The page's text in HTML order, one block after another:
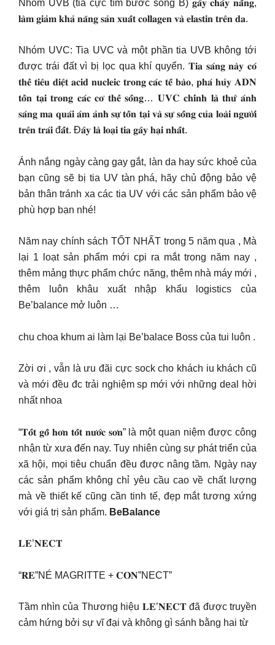
Nhóm UVB (tia cực tím bước sóng B) 𝐠𝐚̂𝐲 𝐜𝐡𝐚́𝐲 𝐧𝐚̆́𝐧𝐠,
𝐥𝐚̀𝐦 𝐠𝐢𝐚̉𝐦 𝐤𝐡𝐚̉ 𝐧𝐚̆𝐧𝐠 𝐬𝐚̉𝐧 𝐱𝐮𝐚̂́𝐭 𝐜𝐨𝐥𝐥𝐚𝐠𝐞𝐧 𝐯𝐚̀ 𝐞𝐥𝐚𝐬𝐭𝐢𝐧 𝐭𝐫𝐞̂𝐧 𝐝𝐚.
Nhóm UVC: Tia UVC và một phần tia UVB không tới
được trái đất vì bị lọc qua khí quyển. 𝐓𝐢𝐚 𝐬𝐚́𝐧𝐠 𝐧𝐚̀𝐲 𝐜𝐨́
𝐭𝐡𝐞̂̉ 𝐭𝐢𝐞̂𝐮 𝐝𝐢𝐞̣̂𝐭 𝐚𝐜𝐢𝐝 𝐧𝐮𝐜𝐥𝐞𝐢𝐜 𝐭𝐫𝐨𝐧𝐠 𝐜𝐚́𝐜 𝐭𝐞̂́ 𝐛𝐚̀𝐨, 𝐩𝐡𝐚́ 𝐡𝐮̉𝐲 𝐀𝐃𝐍
𝐭𝐨̂̀𝐧 𝐭𝐚̣𝐢 𝐭𝐫𝐨𝐧𝐠 𝐜𝐚́𝐜 𝐜𝐨̛ 𝐭𝐡𝐞̂̉ 𝐬𝐨̂́𝐧𝐠… 𝐔𝐕𝐂 𝐜𝐡𝐢́𝐧𝐡 𝐥𝐚̀ 𝐭𝐡𝐮̛́ 𝐚́𝐧𝐡
𝐬𝐚́𝐧𝐠 𝐦𝐚 𝐪𝐮𝐚́𝐢 𝐚́𝐦 𝐚̉𝐧𝐡 𝐬𝐮̛̣ 𝐭𝐨̂̀𝐧 𝐭𝐚̣𝐢 𝐯𝐚̀ 𝐬𝐮̛̣ 𝐬𝐨̂́𝐧𝐠 𝐜𝐮̉𝐚 𝐥𝐨𝐚̀𝐢 𝐧𝐠𝐮̛𝐨̛̀𝐢
𝐭𝐫𝐞̂𝐧 𝐭𝐫𝐚́𝐢 đ𝐚̂́𝐭. Đ𝐚̂𝐲 𝐥𝐚̀ 𝐥𝐨𝐚̣𝐢 𝐭𝐢𝐚 𝐠𝐚̂𝐲 𝐡𝐚̣𝐢 𝐧𝐡𝐚̂́𝐭.
Ánh nắng ngày càng gay gắt, làn da hay sức khoẻ của
bạn cũng sẽ bị tia UV tàn phá, hãy chủ động bảo vệ
bản thân tránh xa các tia UV với các sản phẩm bảo vệ
phù hợp bạn nhé!
Năm nay chính sách TỐT NHẤT trong 5 năm qua , Mà
lại 1 loạt sản phẩm mới cpi ra mắt trong năm nay ,
thêm mảng thực phẩm chức năng, thêm nhà máy mới ,
thêm luôn khâu xuất nhập khẩu logistics của
Be’balance mở luôn …
chu choa khum ai làm lại Be’balace Boss của tui luôn .
Zời ơi , vẫn là ưu đãi cực sock cho khách iu khách cũ
và mới đều đc trải nghiệm sp mới với những deal hời
nhất nhoa
“𝐓𝐨̂́𝐭 𝐠𝐨̂̃ 𝐡𝐨̛𝐧 𝐭𝐨̂́𝐭 𝐧𝐮̛𝐨̛́𝐜 𝐬𝐨̛𝐧” là một quan niệm được công
nhận từ xưa đến nay. Tuy nhiên cùng sự phát triển của
xã hội, mọi tiêu chuẩn đều được nâng tầm. Ngày nay
các sản phẩm không chỉ yêu cầu cao về chất lượng
mà về thiết kế cũng cần tinh tế, đẹp mắt tương xứng
với giá trị sản phẩm. BeBalance
𝐋𝐄’𝐍𝐄𝐂𝐓
“𝐑𝐄”NÉ MAGRITTE + 𝐂𝐎𝐍”NECT”
Tầm nhìn của Thương hiệu 𝐋𝐄’𝐍𝐄𝐂𝐓 đã được truyền
cảm hứng bởi sự vĩ đại và không gì sánh bằng hai từ